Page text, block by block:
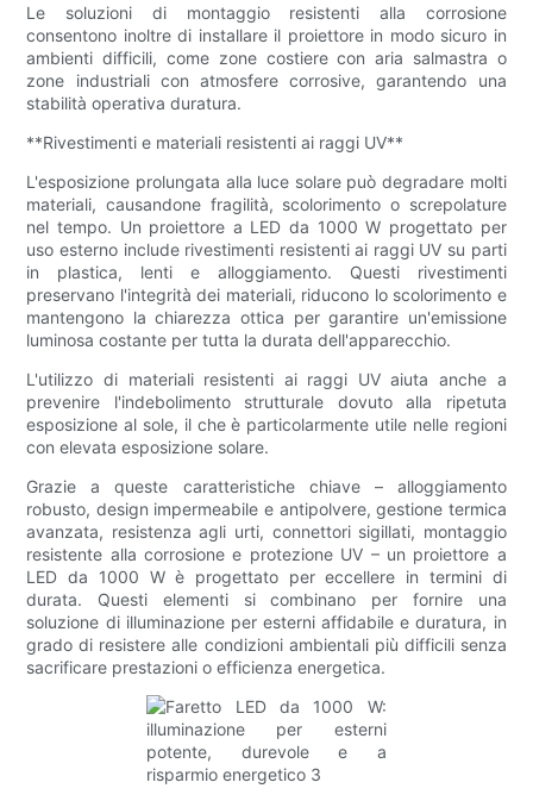
Le soluzioni di montaggio resistenti alla corrosione
consentono inoltre di installare il proiettore in modo sicuro in
ambienti difficili, come zone costiere con aria salmastra o
zone industriali con atmosfere corrosive, garantendo una
stabilità operativa duratura.
**Rivestimenti e materiali resistenti ai raggi UV**
L'esposizione prolungata alla luce solare può degradare molti
materiali, causandone fragilità, scolorimento o screpolature
nel tempo. Un proiettore a LED da 1000 W progettato per
uso esterno include rivestimenti resistenti ai raggi UV su parti
in plastica, lenti e alloggiamento. Questi rivestimenti
preservano l'integrità dei materiali, riducono lo scolorimento e
mantengono la chiarezza ottica per garantire un'emissione
luminosa costante per tutta la durata dell'apparecchio.
L'utilizzo di materiali resistenti ai raggi UV aiuta anche a
prevenire l'indebolimento strutturale dovuto alla ripetuta
esposizione al sole, il che è particolarmente utile nelle regioni
con elevata esposizione solare.
Grazie a queste caratteristiche chiave – alloggiamento
robusto, design impermeabile e antipolvere, gestione termica
avanzata, resistenza agli urti, connettori sigillati, montaggio
resistente alla corrosione e protezione UV – un proiettore a
LED da 1000 W è progettato per eccellere in termini di
durata. Questi elementi si combinano per fornire una
soluzione di illuminazione per esterni affidabile e duratura, in
grado di resistere alle condizioni ambientali più difficili senza
sacrificare prestazioni o efficienza energetica.